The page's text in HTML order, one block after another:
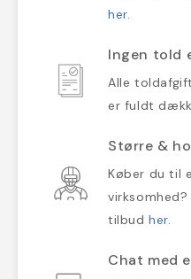
her.
Ingen told
Alle
er fuldt
Større &
Køber du til
tilbudher.
Chat med